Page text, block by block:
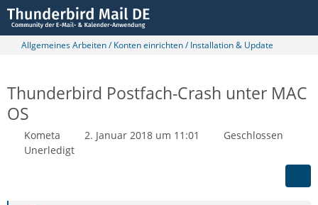
Allgemeines Arbeiten / Konten einrichten / Installation & Update
Thunderbird Postfach-Crash unter MAC
OS
Kometa 2. Januar 2018 um 11:01
Geschlossen
Unerledigt